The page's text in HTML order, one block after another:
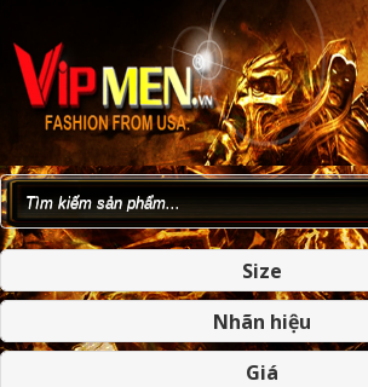
Size
Nhãn hiệu
Giá